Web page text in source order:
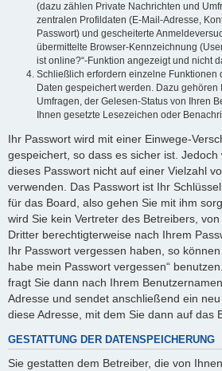
(dazu zählen Private Nachrichten und
zentralen Profildaten (E-Mail-Adresse,
Passwort) und gescheiterte
übermittelte Browser-Kennzeichnung
ist online?“-Funktion angezeigt und nicht
Schließlich erfordern einzelne Funktionen
Daten gespeichert werden. Dazu gehören
Umfragen, der Gelesen-Status von Ihren
Ihnen gesetzte Lesezeichen oder
Ihr Passwort wird mit einer Einwege-
gespeichert, so dass es sicher ist. Jedoch
dieses Passwort nicht auf einer Vielzahl
verwenden. Das Passwort ist Ihr
für das Board, also gehen Sie mit ihm
wird Sie kein Vertreter des Betreibers,
Dritter berechtigterweise nach Ihrem
Ihr Passwort vergessen haben, so
habe mein Passwort vergessen“
fragt Sie dann nach Ihrem
Adresse und sendet anschließend ein
diese Adresse, mit dem Sie dann auf das
GESTATTUNG DER DATENSPEICHERUNG
Sie gestatten dem Betreiber, die von